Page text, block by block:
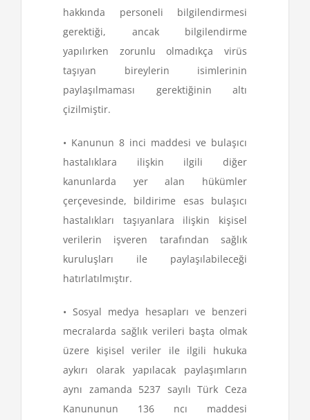
hakkında personeli bilgilendirmesi
gerektiği, ancak bilgilendirme
yapılırken zorunlu olmadıkça virüs
taşıyan bireylerin isimlerinin
paylaşılmaması gerektiğinin altı
çizilmiştir.
• Kanunun 8 inci maddesi ve bulaşıcı
hastalıklara ilişkin ilgili diğer
kanunlarda yer alan hükümler
çerçevesinde, bildirime esas bulaşıcı
hastalıkları taşıyanlara ilişkin kişisel
verilerin işveren tarafından sağlık
kuruluşları ile paylaşılabileceği
hatırlatılmıştır.
• Sosyal medya hesapları ve benzeri
mecralarda sağlık verileri başta olmak
üzere kişisel veriler ile ilgili hukuka
aykırı olarak yapılacak paylaşımların
aynı zamanda 5237 sayılı Türk Ceza
Kanununun 136 ncı maddesi